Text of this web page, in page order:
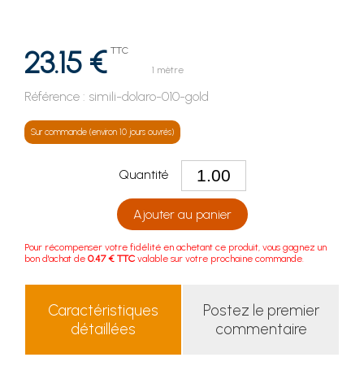
23.15 € TTC
1 mètre
Référence : simili-dolaro-010-gold
Sur commande (environ 10 jours ouvrés)
Quantité
Ajouter au panier
Pour récompenser votre fidélité en achetant ce produit, vous gagnez un
bon d'achat de 0.47 € TTC valable sur votre prochaine commande.
Caractéristiques
détaillées
Postez le premier
commentaire